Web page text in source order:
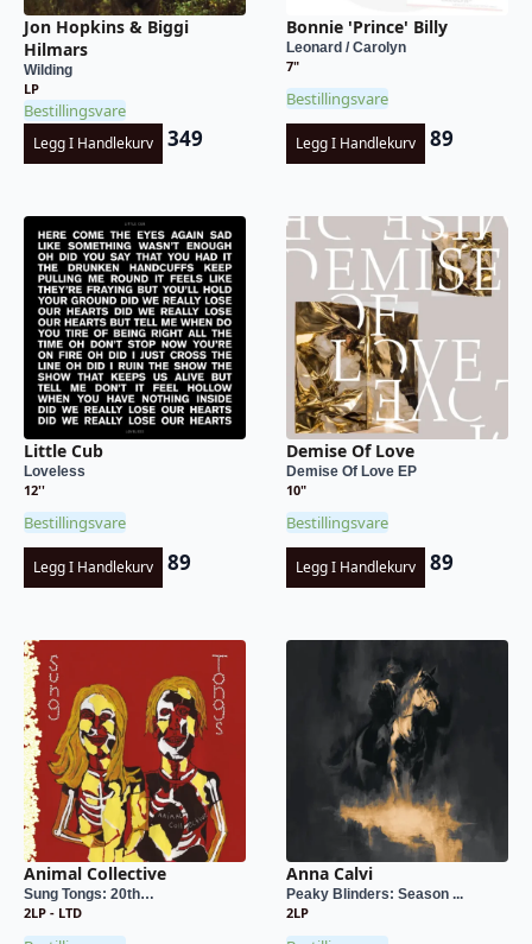
Jon Hopkins & Biggi
Hilmars
Wilding
LP
Bestillingsvare
Legg I Handlekurv 349
Bonnie 'Prince' Billy
Leonard / Carolyn
7"
Bestillingsvare
Legg I Handlekurv 89
Little Cub
Loveless
12''
Bestillingsvare
Legg I Handlekurv 89
Demise Of Love
Demise Of Love EP
10"
Bestillingsvare
Legg I Handlekurv 89
Animal Collective
Sung Tongs: 20th…
2LP - LTD
Anna Calvi
Peaky Blinders: Season ...
2LP